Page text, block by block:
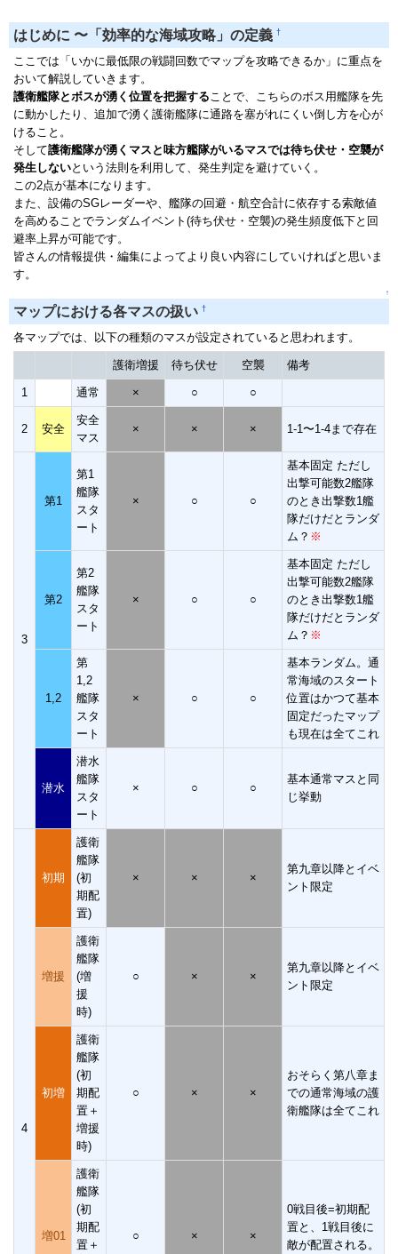
はじめに 〜「効率的な海域攻略」の定義 †
ここでは「いかに最低限の戦闘回数でマップを攻略できるか」に重点を
おいて解説していきます。
護衛艦隊とボスが湧く位置を把握する ことで、こちらのボス用艦隊を先
に動かしたり、追加で湧く護衛艦隊に通路を塞がれにくい倒し方を心が
けること。
そして護衛艦隊が湧くマスと味方艦隊がいるマスでは待ち伏せ・空襲が
発生しないという法則を利用して、発生判定を避けていく。
この2点が基本になります。
また、設備のSGレーダーや、艦隊の回避・航空合計に依存する索敵値
を高めることでランダムイベント(待ち伏せ・空襲)の発生頻度低下と回
避率上昇が可能です。
皆さんの情報提供・編集によってより良い内容にしていければと思いま
す。
↑
マップにおける各マスの扱い †
各マップでは、以下の種類のマスが設定されていると思われます。
護衛増援 待ち伏せ 空襲 備考
1 通常 × ○ ○
2 安全
安全
マス
× × × 1-1〜1-4まで存在
3
第1
第1
艦隊
スタ
ート
× ○ ○
基本固定 ただし
出撃可能数2艦隊
のとき出撃数1艦
隊だけだとランダ
ム？ ※
第2
第2
艦隊
スタ
ート
× ○ ○
基本固定 ただし
出撃可能数2艦隊
のとき出撃数1艦
隊だけだとランダ
ム？ ※
1,2
第
1,2
艦隊
スタ
ート
× ○ ○
基本ランダム。通
常海域のスタート
位置はかつて基本
固定だったマップ
も現在は全てこれ
潜水
潜水
艦隊
スタ
ート
× ○ ○
基本通常マスと同
じ挙動
4
初期
護衛
艦隊
(初
期配
置)
× × ×
第九章以降とイベ
ント限定
増援
護衛
艦隊
(増
援
時)
○ × ×
第九章以降とイベ
ント限定
初増
護衛
艦隊
(初
期配
置＋
増援
時)
○ × ×
おそらく第八章ま
での通常海域の護
衛艦隊は全てこれ
増01
護衛
艦隊
(初
期配
置＋
○ × ×
0戦目後=初期配
置と、1戦目後に
敵が配置される。